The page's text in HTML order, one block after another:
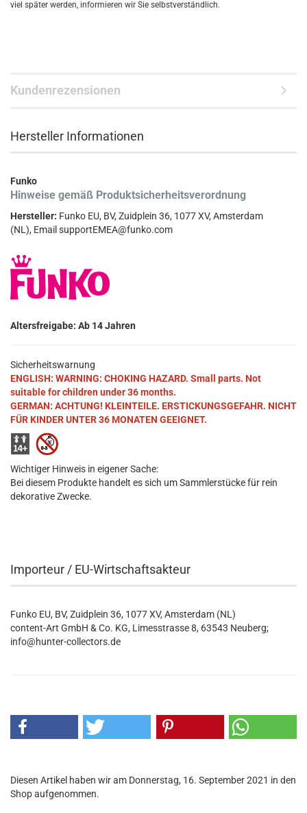
viel später werden, informieren wir Sie selbstverständlich.
Kundenrezensionen
Hersteller Informationen
Funko
Hinweise gemäß Produktsicherheitsverordnung
Hersteller: Funko EU, BV, Zuidplein 36, 1077 XV, Amsterdam
(NL), Email supportEMEA@funko.com
Altersfreigabe: Ab 14 Jahren
Sicherheitswarnung
ENGLISH: WARNING: CHOKING HAZARD. Small parts. Not
suitable for children under 36 months.
GERMAN: ACHTUNG! KLEINTEILE. ERSTICKUNGSGEFAHR. NICHT
FÜR KINDER UNTER 36 MONATEN GEEIGNET.
Wichtiger Hinweis in eigener Sache:
Bei diesem Produkte handelt es sich um Sammlerstücke für rein
dekorative Zwecke.
Importeur / EU-Wirtschaftsakteur
Funko EU, BV, Zuidplein 36, 1077 XV, Amsterdam (NL)
content-Art GmbH & Co. KG, Limesstrasse 8, 63543 Neuberg;
info@hunter-collectors.de
Diesen Artikel haben wir am Donnerstag, 16. September 2021 in den
Shop aufgenommen.